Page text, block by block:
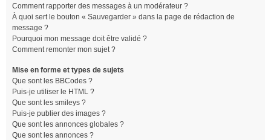
Comment rapporter des messages à un modérateur ?
À quoi sert le bouton « Sauvegarder » dans la page de rédaction de
message ?
Pourquoi mon message doit être validé ?
Comment remonter mon sujet ?
Mise en forme et types de sujets
Que sont les BBCodes ?
Puis-je utiliser le HTML ?
Que sont les smileys ?
Puis-je publier des images ?
Que sont les annonces globales ?
Que sont les annonces ?